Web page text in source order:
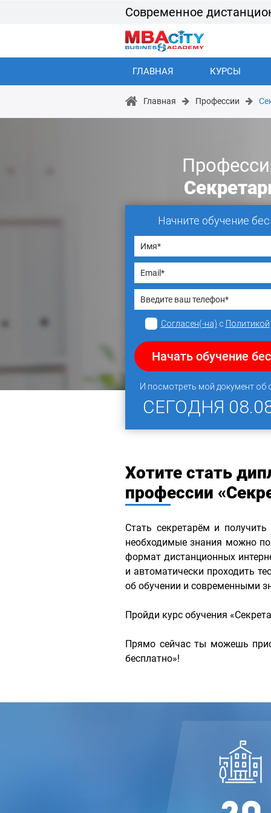
Современное
ГЛАВНАЯ КУРСЫ
Главная Профессии
Начните обучение
Согласен(-на) с Политикой
Начать обучение
И посмотреть мой документ об
СЕГОДНЯ
Хотите стать
профессии
Стать секретарём и
необходимые знания можно
формат дистанционных
и автоматически проходить
об обучении и современными
Пройди курс обучения
Прямо сейчас ты можешь
бесплатно»!